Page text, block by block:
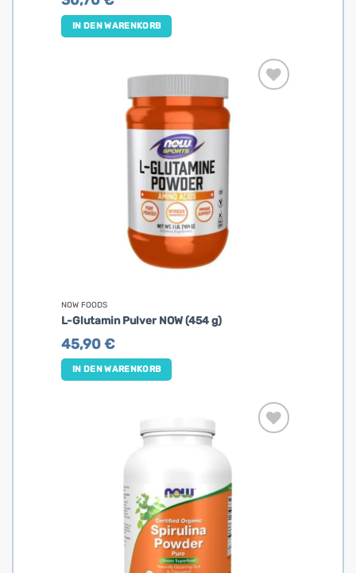
IN DEN WARENKORB
NOW FOODS
L-Glutamin Pulver NOW (454 g)
45,90€
IN DEN WARENKORB